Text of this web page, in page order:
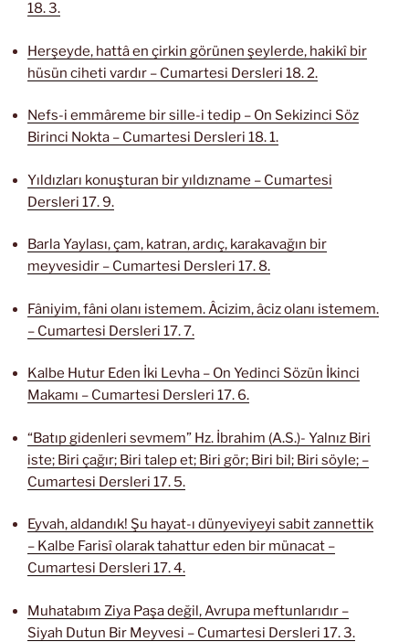
18. 3.
Herşeyde, hattâ en çirkin görünen şeylerde, hakikî bir
hüsün ciheti vardır – Cumartesi Dersleri 18. 2.
Nefs-i emmâreme bir sille-i tedip – On Sekizinci Söz
Birinci Nokta – Cumartesi Dersleri 18. 1.
Yıldızları konuşturan bir yıldızname – Cumartesi
Dersleri 17. 9.
Barla Yaylası, çam, katran, ardıç, karakavağın bir
meyvesidir – Cumartesi Dersleri 17. 8.
Fâniyim, fâni olanı istemem. Âcizim, âciz olanı istemem.
– Cumartesi Dersleri 17. 7.
Kalbe Hutur Eden İki Levha – On Yedinci Sözün İkinci
Makamı – Cumartesi Dersleri 17. 6.
“Batıp gidenleri sevmem” Hz. İbrahim (A.S.)- Yalnız Biri
iste; Biri çağır; Biri talep et; Biri gör; Biri bil; Biri söyle; –
Cumartesi Dersleri 17. 5.
Eyvah, aldandık! Şu hayat-ı dünyeviyeyi sabit zannettik
– Kalbe Farisî olarak tahattur eden bir münacat –
Cumartesi Dersleri 17. 4.
Muhatabım Ziya Paşa değil, Avrupa meftunlarıdır –
Siyah Dutun Bir Meyvesi – Cumartesi Dersleri 17. 3.